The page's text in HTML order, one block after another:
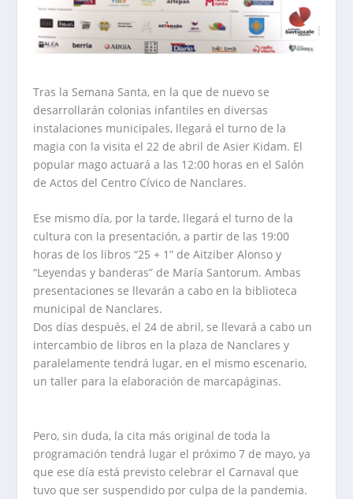
Tras la Semana Santa, en la que de nuevo se
desarrollarán colonias infantiles en diversas
instalaciones municipales, llegará el turno de la
magia con la visita el 22 de abril de Asier Kidam. El
popular mago actuará a las 12:00 horas en el Salón
de Actos del Centro Cívico de Nanclares.
Ese mismo día, por la tarde, llegará el turno de la
cultura con la presentación, a partir de las 19:00
horas de los libros “25 + 1” de Aitziber Alonso y
“Leyendas y banderas” de María Santorum. Ambas
presentaciones se llevarán a cabo en la biblioteca
municipal de Nanclares.
Dos días después, el 24 de abril, se llevará a cabo un
intercambio de libros en la plaza de Nanclares y
paralelamente tendrá lugar, en el mismo escenario,
un taller para la elaboración de marcapáginas.
Pero, sin duda, la cita más original de toda la
programación tendrá lugar el próximo 7 de mayo, ya
que ese día está previsto celebrar el Carnaval que
tuvo que ser suspendido por culpa de la pandemia.